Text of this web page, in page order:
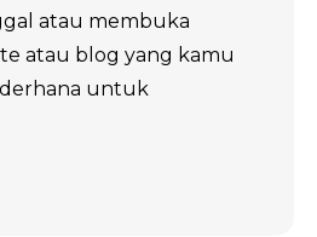
atau membuka
atau blog yang kamu
untuk